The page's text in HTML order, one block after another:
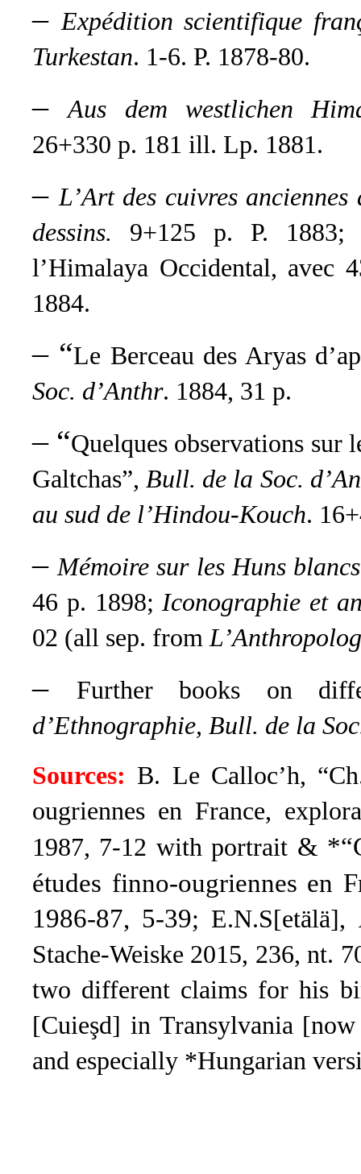
–Expédition scientifique
Turkestan. 1-6. P. 1878-80.
–Aus dem westlichen
26+330 p. 181 ill. Lp. 1881.
–L’Art des cuivres
dessins. 9+125 p. P. 1883;
l’Himalaya Occidental, avec
1884.
– “Le Berceau des Aryas
Soc. d’Anthr. 1884, 31 p.
– “Quelques observations sur
Galtchas”,Bull. de la Soc.
au sud de l’Hindou-Kouch.
–Mémoire sur les Huns
46 p. 1898;Iconographie et
02 (all sep. from
–
Further books on
d’Ethnographie, Bull. de la
Sources: B. Le Calloc’h,
ougriennes en France,
1987, 7-12 with portrait &
études finno-ougriennes en
1986-87, 5-39; E.N.S[etälä],
Stache-Weiske 2015, 236, nt.
two different claims for his
[Cuieşd] in Transylvania
and especially *Hungarian